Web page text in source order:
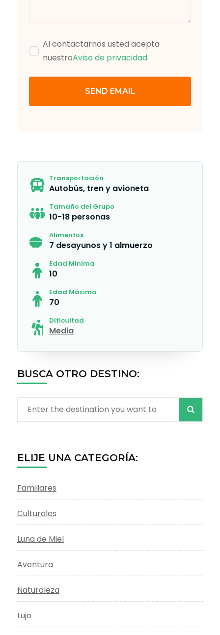
Al contactarnos usted acepta
nuestroAviso de privacidad.
SEND EMAIL
Transportación
Autobús, tren y avioneta
Tamaño del Grupo
10-18 personas
Alimentos
7 desayunos y 1 almuerzo
Edad Mínima
10
Edad Máxima
70
Dificultad
Media
BUSCA OTRO DESTINO:
Search
for:
ELIJE UNA CATEGORÍA:
Familiares
Culturales
Luna de Miel
Aventura
Naturaleza
Lujo